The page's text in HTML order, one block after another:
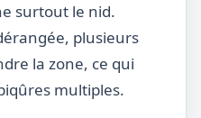
surtout le nid.
plusieurs
la zone, ce qui
multiples.